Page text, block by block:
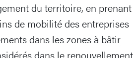
du territoire, en prenant
de mobilité des entreprises
dans les zones à bâtir
dans le renouvellement